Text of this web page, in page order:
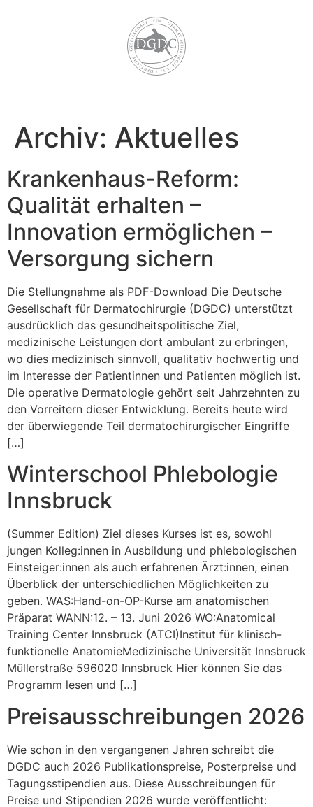
Archiv: Aktuelles
Krankenhaus-Reform:
Qualität erhalten –
Innovation ermöglichen –
Versorgung sichern
Die Stellungnahme als PDF-Download Die Deutsche
Gesellschaft für Dermatochirurgie (DGDC) unterstützt
ausdrücklich das gesundheitspolitische Ziel,
medizinische Leistungen dort ambulant zu erbringen,
wo dies medizinisch sinnvoll, qualitativ hochwertig und
im Interesse der Patientinnen und Patienten möglich ist.
Die operative Dermatologie gehört seit Jahrzehnten zu
den Vorreitern dieser Entwicklung. Bereits heute wird
der überwiegende Teil dermatochirurgischer Eingriffe
[…]
Winterschool Phlebologie
Innsbruck
(Summer Edition) Ziel dieses Kurses ist es, sowohl
jungen Kolleg:innen in Ausbildung und phlebologischen
Einsteiger:innen als auch erfahrenen Ärzt:innen, einen
Überblick der unterschiedlichen Möglichkeiten zu
geben. WAS:Hand-on-OP-Kurse am anatomischen
Präparat WANN:12. – 13. Juni 2026 WO:Anatomical
Training Center Innsbruck (ATCI)Institut für klinisch-
funktionelle AnatomieMedizinische Universität Innsbruck
Müllerstraße 596020 Innsbruck Hier können Sie das
Programm lesen und […]
Preisausschreibungen 2026
Wie schon in den vergangenen Jahren schreibt die
DGDC auch 2026 Publikationspreise, Posterpreise und
Tagungsstipendien aus. Diese Ausschreibungen für
Preise und Stipendien 2026 wurde veröffentlicht: